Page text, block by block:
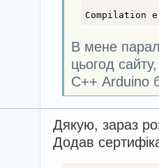
JsonObject
//int
//const char*
int
const char*
JsonObject
long
//int
Compilation
В мене
цьогод
С++ Arduino
Дякую, зараз
Додав